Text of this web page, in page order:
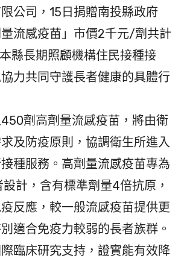
公司，15日捐贈南投縣政府
量流感疫苗」市價2千元/劑共計
縣長期照顧機構住民接種接
力共同守護長者健康的具體行
劑高劑量流感疫苗，將由衛
及防疫原則，協調衛生所進入
種服務。高劑量流感疫苗專為
計，含有標準劑量4倍抗原，
反應，較一般流感疫苗提供更
適合免疫力較弱的長者族群。
臨床研究支持，證實能有效降